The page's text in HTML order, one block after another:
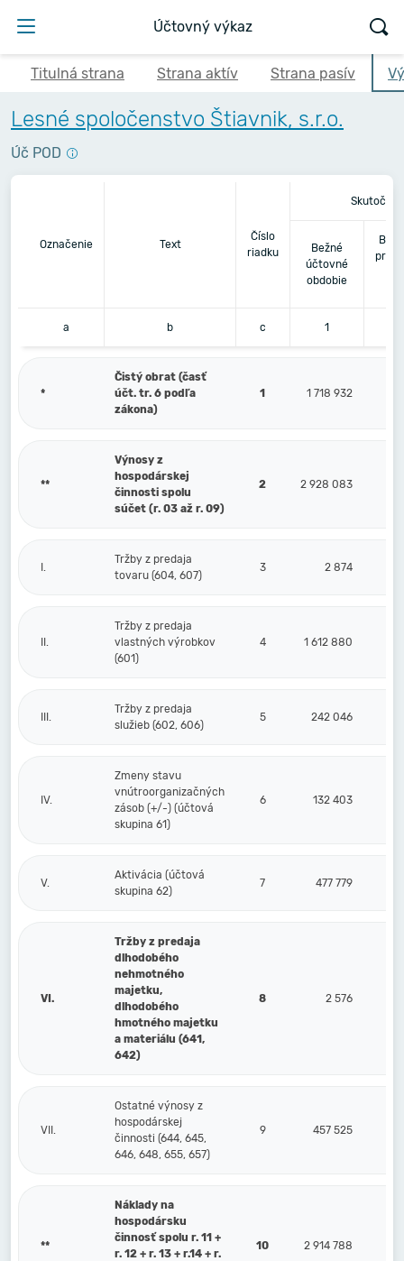
Účtovný výkaz
Titulná strana Strana aktív Strana pasív
Lesné spoločenstvo Štiavnik, s.r.o.
Úč POD
Označenie Text
Číslo
riadku
Bežné
účtovné
obdobie
a b c 1
*
Čistý obrat (časť
účt. tr. 6 podľa
zákona)
1 1 718 932
**
Výnosy z
hospodárskej
činnosti spolu
súčet (r. 03 až r. 09)
2 2 928 083
I.
Tržby z predaja
tovaru (604, 607)
3 2 874
II.
Tržby z predaja
vlastných výrobkov
(601)
4 1 612 880
III.
Tržby z predaja
služieb (602, 606)
5 242 046
IV.
Zmeny stavu
vnútroorganizačných
zásob (+/-) (účtová
skupina 61)
6 132 403
V.
Aktivácia (účtová
skupina 62)
7 477 779
VI.
Tržby z predaja
dlhodobého
nehmotného
majetku,
dlhodobého
hmotného majetku
a materiálu (641,
642)
8 2 576
VII.
Ostatné výnosy z
hospodárskej
činnosti (644, 645,
646, 648, 655, 657)
9 457 525
**
Náklady na
hospodársku
činnosť spolu r. 11 +
r. 12 + r. 13 + r.14 + r.
10 2 914 788